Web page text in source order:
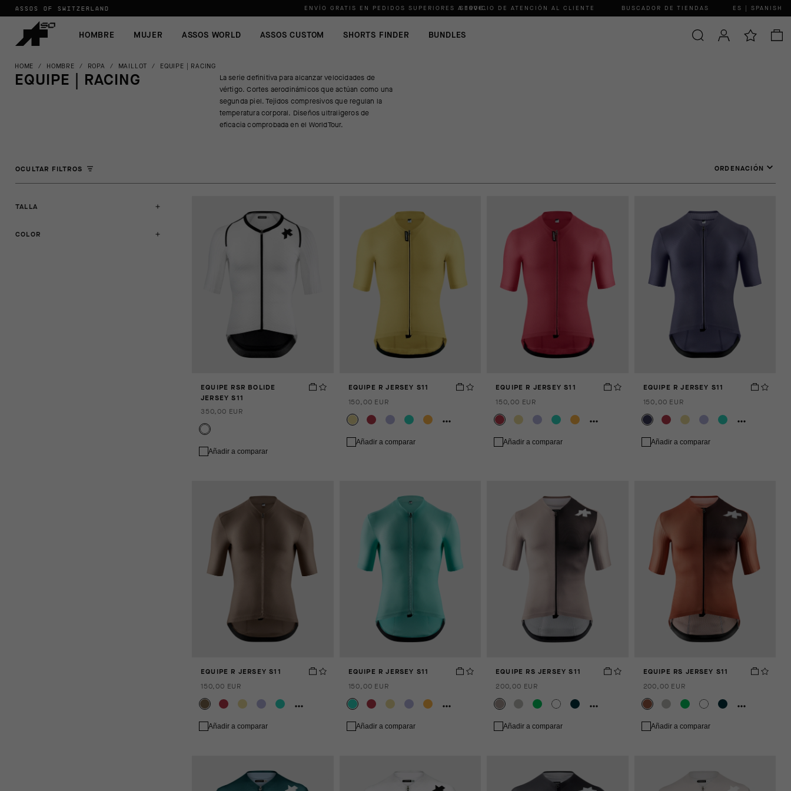
ASSOS OF SWITZERLAND ENVÍO GRATIS EN PEDIDOS SUPERIORES A 100€.
SERVICIO DE ATENCIÓN AL CLIENTE BUSCADOR DE TIENDAS ES | SPANISH
HOMBRE MUJER ASSOS WORLD ASSOS CUSTOM SHORTS FINDER BUNDLES
HOME / HOMBRE / ROPA / MAILLOT / EQUIPE | RACING
EQUIPE | RACING
La serie definitiva para alcanzar velocidades de
vértigo. Cortes aerodinámicos que actúan como una
segunda piel. Tejidos compresivos que regulan la
temperatura corporal. Diseños ultraligeros de
eficacia comprobada en el WorldTour.
OCULTAR FILTROS ORDENACIÓN
TALLA
COLOR
EQUIPE RSR BOLIDE
JERSEY S11
350,00 EUR
Añadir a comparar
EQUIPE R JERSEY S11
150,00 EUR
Añadir a comparar
EQUIPE R JERSEY S11
150,00 EUR
Añadir a comparar
EQUIPE R JERSEY S11
150,00 EUR
Añadir a comparar
EQUIPE R JERSEY S11
150,00 EUR
Añadir a comparar
EQUIPE R JERSEY S11
150,00 EUR
Añadir a comparar
EQUIPE RS JERSEY S11
200,00 EUR
Añadir a comparar
EQUIPE RS JERSEY S11
200,00 EUR
Añadir a comparar